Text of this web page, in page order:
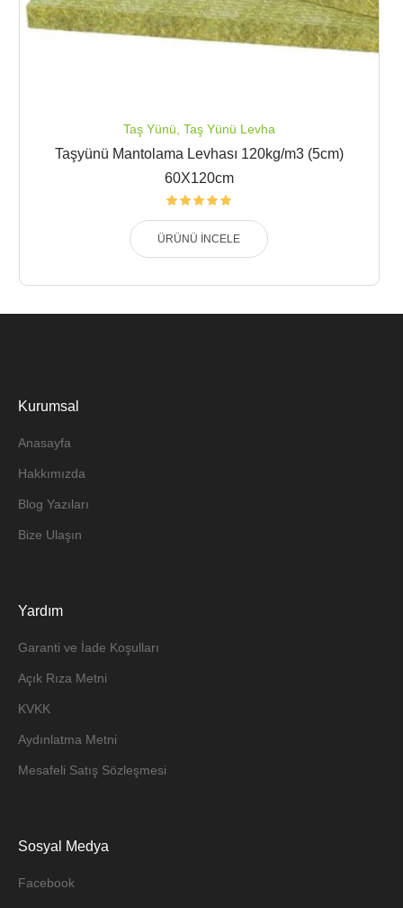
Taş Yünü Taş Yünü Levha
Taşyünü Mantolama Levhası 120kg/m3 (5cm)
60X120cm
ÜRÜNÜ İNCELE
Kurumsal
Anasayfa
Hakkımızda
Blog Yazıları
Bize Ulaşın
Yardım
Garanti ve İade Koşulları
Açık Rıza Metni
KVKK
Aydınlatma Metni
Mesafeli Satış Sözleşmesi
Sosyal Medya
Facebook